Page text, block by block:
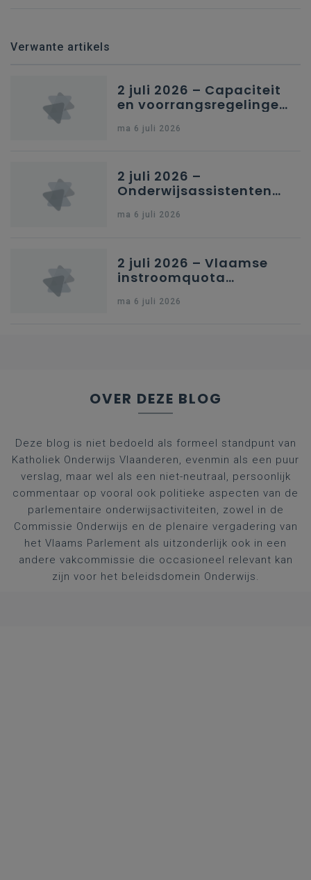
Verwante artikels
2 juli 2026 – Capaciteit
en voorrangsregelingen
secundair onderwijs in
ma 6 juli 2026
2 juli 2026 –
Onderwijsassistenten
kleuteronderwijs
ma 6 juli 2026
2 juli 2026 – Vlaamse
instroomquota
federale RIZIV-
ma 6 juli 2026
OVER DEZE BLOG
Deze blog is niet bedoeld als formeel standpunt van
Katholiek Onderwijs Vlaanderen, evenmin als een puur
verslag, maar wel als een niet-neutraal, persoonlijk
commentaar op vooral ook politieke aspecten van de
parlementaire onderwijsactiviteiten, zowel in de
Commissie Onderwijs en de plenaire vergadering van
het Vlaams Parlement als uitzonderlijk ook in een
andere vakcommissie die occasioneel relevant kan
zijn voor het beleidsdomein Onderwijs.